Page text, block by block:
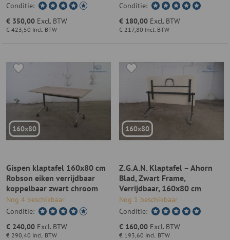
Conditie:
€ 423,50 Incl. BTW
€ 350,00 Excl. BTW
Conditie:
€ 217,80 Incl. BTW
€ 180,00 Excl. BTW
160x80
Gispen klaptafel 160x80 cm
Robson eiken verrijdbaar
koppelbaar zwart chroom
Nog 4 beschikbaar
Conditie:
€ 290,40 Incl. BTW
€ 240,00 Excl. BTW
160x80
Z.G.A.N. Klaptafel – Ahorn
Blad, Zwart Frame,
Verrijdbaar, 160x80 cm
Nog 1 beschikbaar
Conditie:
€ 193,60 Incl. BTW
€ 160,00 Excl. BTW